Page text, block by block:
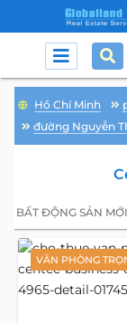
Hồ Chí Minh
đường Nguyễn
BẤT ĐỘNG SẢN
VĂN PHÒNG